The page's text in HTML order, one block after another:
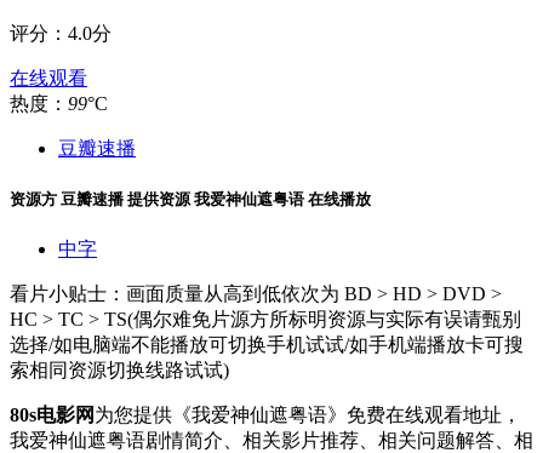
评分： 4.0分
在线观看
热度： 99°C
豆瓣速播
资源方 豆瓣速播 提供资源我爱神仙遮粤语 在线播放
中字
看片小贴士：画面质量从高到低依次为 BD > HD > DVD >
HC > TC > TS(偶尔难免片源方所标明资源与实际有误请甄别
选择/如电脑端不能播放可切换手机试试/如手机端播放卡可搜
索相同资源切换线路试试)
80s电影网为您提供《我爱神仙遮粤语》免费在线观看地址，
我爱神仙遮粤语剧情简介、相关影片推荐、相关问题解答、相